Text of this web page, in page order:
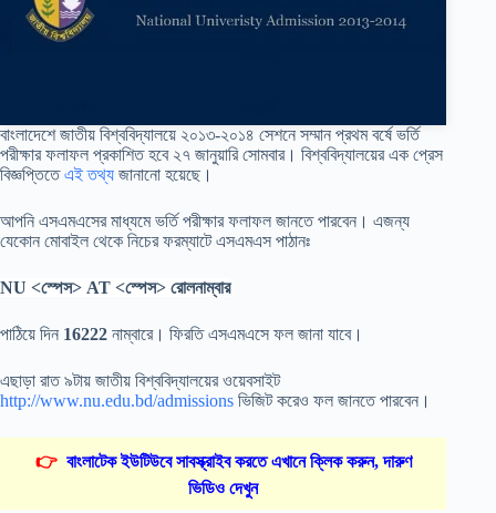
বাংলাদেশে জাতীয় বিশ্ববিদ্যালয়ে ২০১৩-২০১৪ সেশনে সম্মান প্রথম বর্ষে ভর্তি
পরীক্ষার ফলাফল প্রকাশিত হবে ২৭ জানুয়ারি সোমবার। বিশ্ববিদ্যালয়ের এক প্রেস
বিজ্ঞপ্তিতেএই তথ্য জানানো হয়েছে।
আপনি এসএমএসের মাধ্যমে ভর্তি পরীক্ষার ফলাফল জানতে পারবেন। এজন্য
যেকোন মোবাইল থেকে নিচের ফরম্যাটে এসএমএস পাঠানঃ
NU <স্পেস> AT <স্পেস> রোলনাম্বার
পাঠিয়ে দিন 16222 নাম্বারে। ফিরতি এসএমএসে ফল জানা যাবে।
এছাড়া রাত ৯টায় জাতীয় বিশ্ববিদ্যালয়ের ওয়েবসাইট
http://www.nu.edu.bd/admissions ভিজিট করেও ফল জানতে পারবেন।
👉 বাংলাটেক ইউটিউবে সাবস্ক্রাইব করতে এখানে ক্লিক করুন, দারুণ
ভিডিও দেখুন